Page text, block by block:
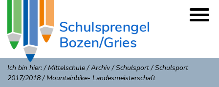
Ich bin hier:/Mittelschule/Archiv/Schulsport/Schulsport
2017/2018/Mountainbike- Landesmeisterschaft